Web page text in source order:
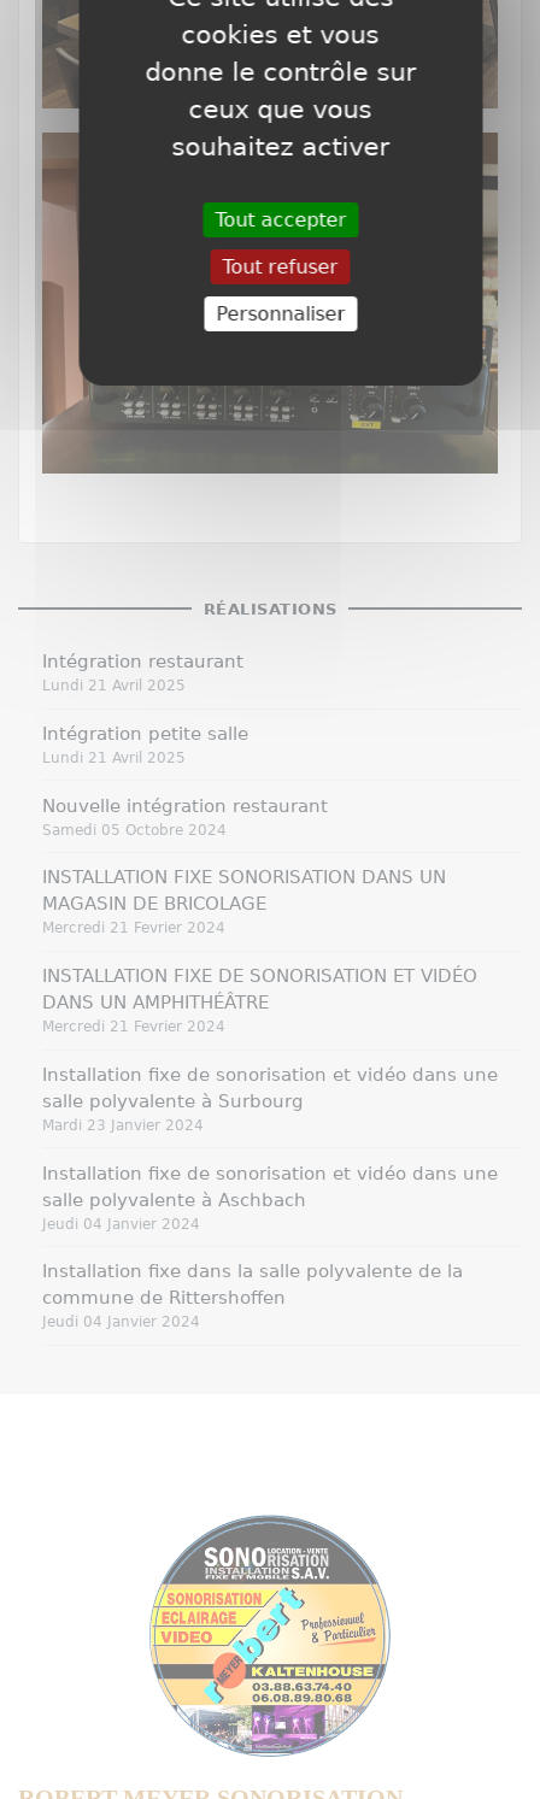
RÉALISATIONS
Intégration restaurant
Lundi 21 Avril 2025
Intégration petite salle
Lundi 21 Avril 2025
Nouvelle intégration restaurant
Samedi 05 Octobre 2024
INSTALLATION FIXE SONORISATION DANS UN
MAGASIN DE BRICOLAGE
Mercredi 21 Fevrier 2024
INSTALLATION FIXE DE SONORISATION ET VIDÉO
DANS UN AMPHITHÉÂTRE
Mercredi 21 Fevrier 2024
Installation fixe de sonorisation et vidéo dans une
salle polyvalente à Surbourg
Mardi 23 Janvier 2024
Installation fixe de sonorisation et vidéo dans une
salle polyvalente à Aschbach
Jeudi 04 Janvier 2024
Installation fixe dans la salle polyvalente de la
commune de Rittershoffen
Jeudi 04 Janvier 2024
cookies et vous
donne le contrôle sur
ceux que vous
souhaitez activer
Tout accepter
Tout refuser
Personnaliser